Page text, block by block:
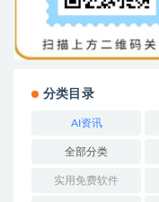
分类目录
AI资讯
全部分类
实用免费软件